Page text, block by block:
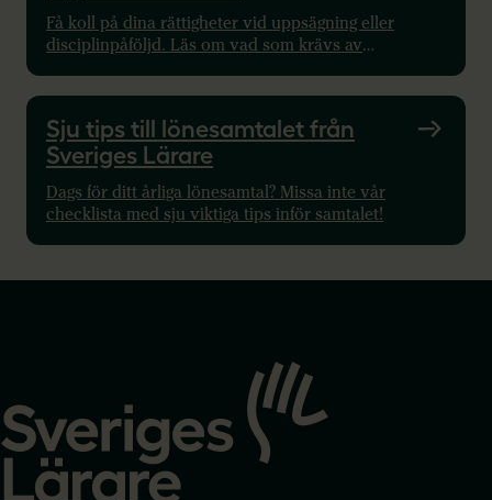
Få koll på dina rättigheter vid uppsägning eller
disciplinpåföljd. Läs om vad som krävs av
Sju tips till lönesamtalet från
Sveriges Lärare
Dags för ditt årliga lönesamtal? Missa inte vår
checklista med sju viktiga tips inför samtalet!
startsidan